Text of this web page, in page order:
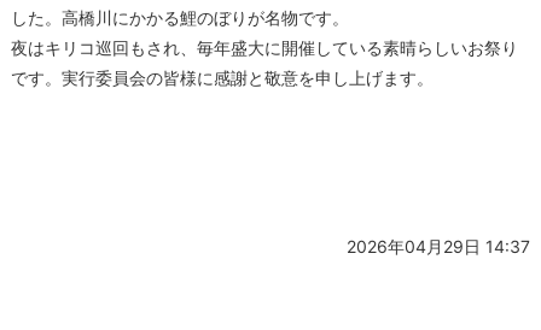
した。高橋川にかかる鯉のぼりが名物です。
夜はキリコ巡回もされ、毎年盛大に開催している素晴らしいお祭り
です。実行委員会の皆様に感謝と敬意を申し上げます。
2026年04月29日 14:37